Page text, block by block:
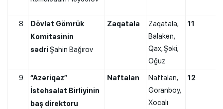
Dövlət Gömrük
Komitəsinin
sədri Şahin Bağırov
Zaqatala
Zaqatala,
Balakən,
Qax, Şəki,
Oğuz
11
“Azəriqaz”
İstehsalat Birliyinin
baş direktoru
Naftalan
Naftalan,
Goranboy,
Xocalı
12